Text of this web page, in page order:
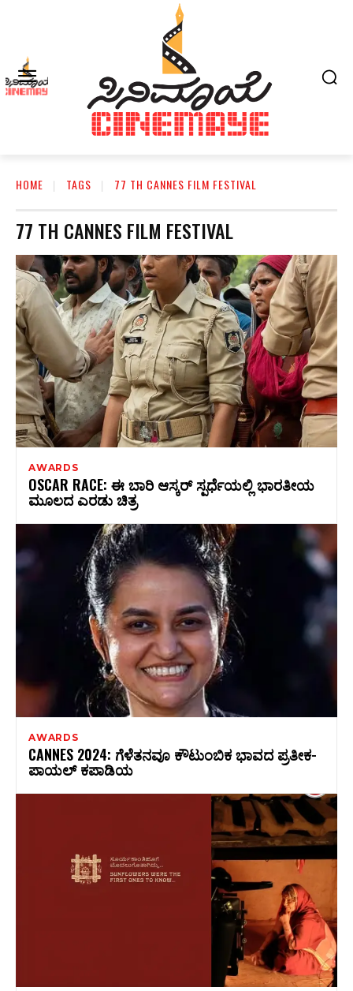
HOME TAGS 77 TH CANNES FILM FESTIVAL
77 TH CANNES FILM FESTIVAL
AWARDS
OSCAR RACE: ಈ ಬಾರಿ ಆಸ್ಕರ್‌ ಸ್ಪರ್ಧೆಯಲ್ಲಿ ಭಾರತೀಯ
ಮೂಲದ ಎರಡು ಚಿತ್ರ
AWARDS
CANNES 2024: ಗೆಳೆತನವೂ ಕೌಟುಂಬಿಕ ಭಾವದ ಪ್ರತೀಕ-
ಪಾಯಲ್‌ ಕಪಾಡಿಯ